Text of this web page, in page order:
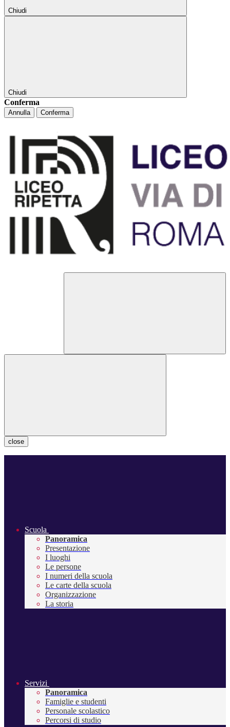
Chiudi
Chiudi
Conferma
Annulla Conferma
close
Scuola
Panoramica
Presentazione
I luoghi
Le persone
I numeri della scuola
Le carte della scuola
Organizzazione
La storia
Servizi
Panoramica
Famiglie e studenti
Personale scolastico
Percorsi di studio